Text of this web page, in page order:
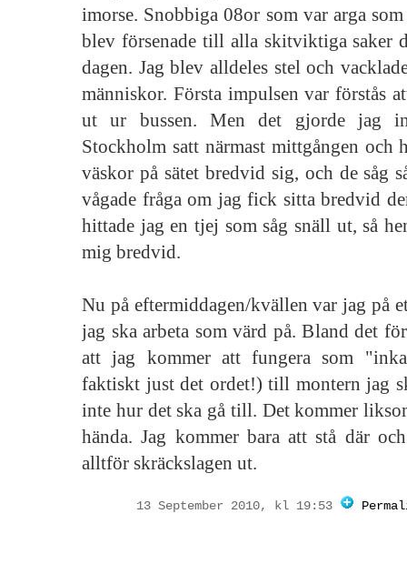
imorse. Snobbiga 08or som var arga
blev försenade till alla skitviktiga saker
dagen. Jag blev alldeles stel och
människor. Första impulsen var förstås
ut ur bussen. Men det gjorde jag
Stockholm satt närmast mittgången och
väskor på sätet bredvid sig, och de såg
vågade fråga om jag fick sitta bredvid
hittade jag en tjej som såg snäll ut, så
mig bredvid.
Nu på eftermiddagen/kvällen var jag på
jag ska arbeta som värd på. Bland det
att jag kommer att fungera som
faktiskt just det ordet!) till montern jag
inte hur det ska gå till. Det kommer
hända. Jag kommer bara att stå där
alltför skräckslagen ut.
13 September 2010, kl 19:53